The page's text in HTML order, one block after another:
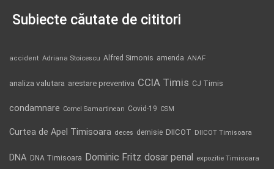
Subiecte căutate de cititori
accident Adriana Stoicescu Alfred Simonis amenda ANAF
analiza valutara arestare preventiva CCIA Timis CJ Timis
condamnare Cornel Samartinean Covid-19 CSM
Curtea de Apel Timisoara deces demisie DIICOT DIICOT Timisoara
DNA DNA Timisoara Dominic Fritz dosar penal expozitie Timisoara